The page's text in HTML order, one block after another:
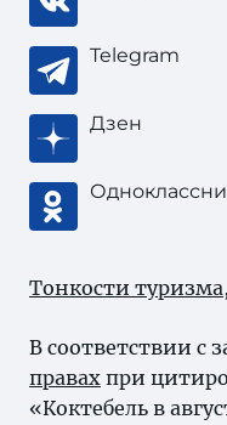
Telegram
Дзен
Тонкости туризма
В соответствии с
правах при
«Коктебель в